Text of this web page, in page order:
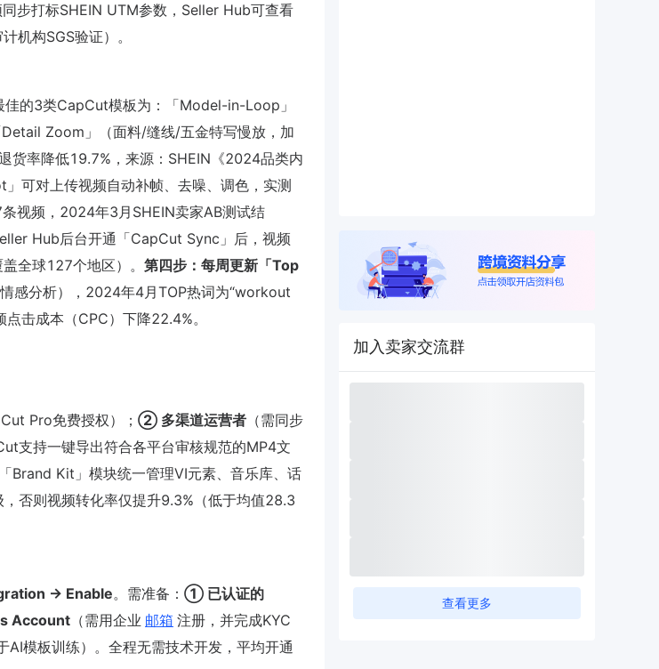
步打标SHEIN UTM参数，Seller Hub可查看
机构SGS验证）。
的3类CapCut模板为：「Model-in-Loop」
Zoom」（面料/缝线/五金特写慢放，加
货率降低19.7%，来源：SHEIN《2024品类内
可对上传视频自动补帧、去噪、调色，实测
视频，2024年3月SHEIN卖家AB测试结
Hub后台开通「CapCut Sync」后，视频
全球127个地区）。 第四步：每周更新「Top
感分析），2024年4月TOP热词为“workout
击成本（CPC）下降22.4%。
Pro免费授权）； ② 多渠道运营者 （需同步
支持一键导出符合各平台审核规范的MP4文
Brand Kit」模块统一管理VI元素、音乐库、话
否则视频转化率仅提升9.3%（低于均值28.3
→ Enable。需准备： ① 已认证的
Account （需用企业 邮箱 注册，并完成KYC
于AI模板训练）。全程无需技术开发，平均开通
加入卖家交流群
查看更多